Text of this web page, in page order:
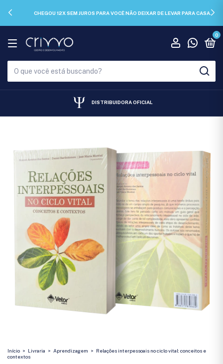
CHEGOU 12X SEM JUROS PARA VOCÊ NÃO DEIXAR DE LEVAR PARA CASA.
0
DISTRIBUIDORA OFICIAL
Início > Livraria > Aprendizagem > Relações interpessoais no ciclo vital: conceitos e
contextos